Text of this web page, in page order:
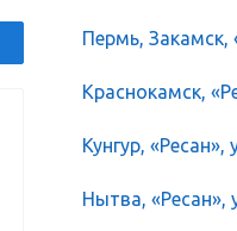
Пермь, Закамск,
Краснокамск,
Кунгур,
Нытва, «Ресан»,